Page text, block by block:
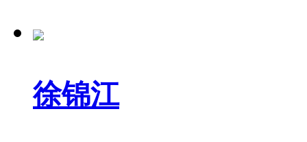
徐锦江